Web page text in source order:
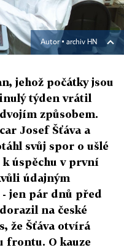
Autor ▪ archiv HN
jehož počátky jsou
týden vrátil
způsobem.
Josef Šťáva a
svůj spor o ušlé
úspěchu v první
údajným
- jen pár dnů před
na české
že Šťáva otvírá
frontu. O kauze